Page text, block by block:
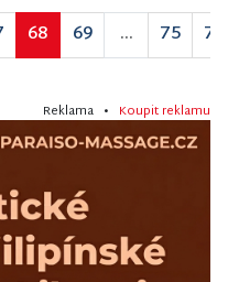
68 69 ... 75 76
Reklama • Koupit reklamu